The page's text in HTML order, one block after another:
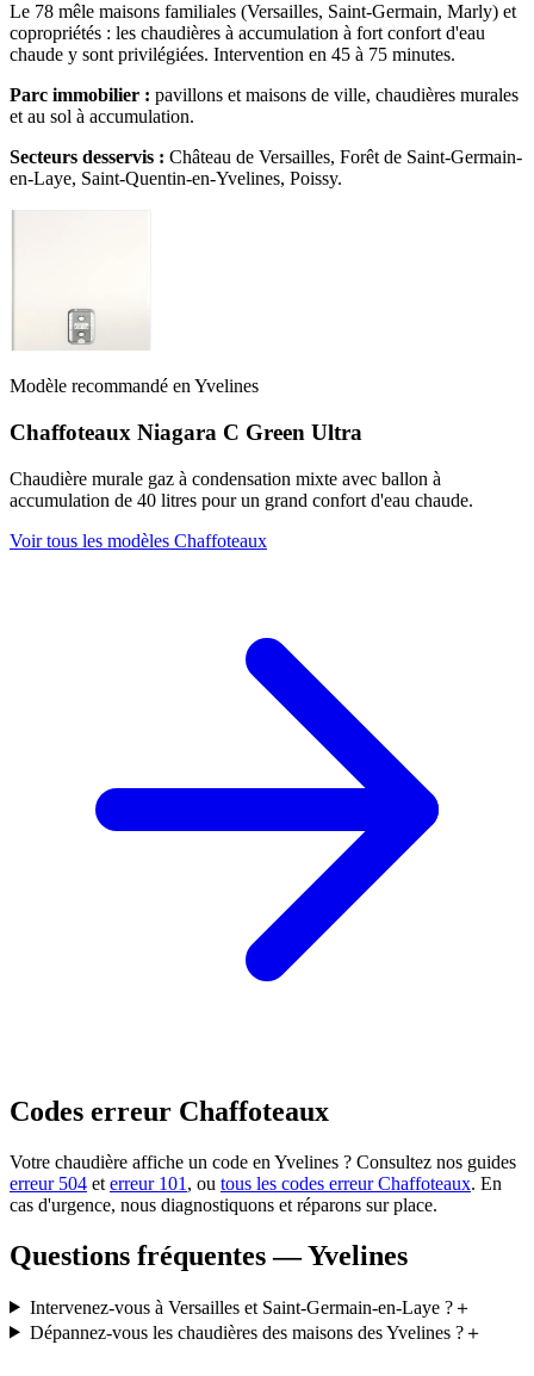
Le 78 mêle maisons familiales (Versailles, Saint-Germain, Marly) et
copropriétés : les chaudières à accumulation à fort confort d'eau
chaude y sont privilégiées. Intervention en 45 à 75 minutes.
Parc immobilier : pavillons et maisons de ville, chaudières murales
et au sol à accumulation.
Secteurs desservis : Château de Versailles, Forêt de Saint-Germain-
en-Laye, Saint-Quentin-en-Yvelines, Poissy.
Modèle recommandé en Yvelines
Chaffoteaux Niagara C Green Ultra
Chaudière murale gaz à condensation mixte avec ballon à
accumulation de 40 litres pour un grand confort d'eau chaude.
Voir tous les modèles Chaffoteaux
Codes erreur Chaffoteaux
Votre chaudière affiche un code en Yvelines ? Consultez nos guides
erreur 504 et erreur 101 , ou tous les codes erreur Chaffoteaux. En
cas d'urgence, nous diagnostiquons et réparons sur place.
Questions fréquentes — Yvelines
Intervenez-vous à Versailles et Saint-Germain-en-Laye ?＋
Dépannez-vous les chaudières des maisons des Yvelines ?＋